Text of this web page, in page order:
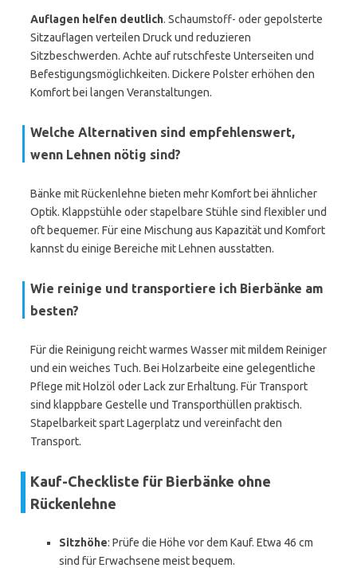
Auflagen helfen deutlich. Schaumstoff- oder gepolsterte
Sitzauflagen verteilen Druck und reduzieren
Sitzbeschwerden. Achte auf rutschfeste Unterseiten und
Befestigungsmöglichkeiten. Dickere Polster erhöhen den
Komfort bei langen Veranstaltungen.
Welche Alternativen sind empfehlenswert,
wenn Lehnen nötig sind?
Bänke mit Rückenlehne bieten mehr Komfort bei ähnlicher
Optik. Klappstühle oder stapelbare Stühle sind flexibler und
oft bequemer. Für eine Mischung aus Kapazität und Komfort
kannst du einige Bereiche mit Lehnen ausstatten.
Wie reinige und transportiere ich Bierbänke am
besten?
Für die Reinigung reicht warmes Wasser mit mildem Reiniger
und ein weiches Tuch. Bei Holzarbeite eine gelegentliche
Pflege mit Holzöl oder Lack zur Erhaltung. Für Transport
sind klappbare Gestelle und Transporthüllen praktisch.
Stapelbarkeit spart Lagerplatz und vereinfacht den
Transport.
Kauf-Checkliste für Bierbänke ohne
Rückenlehne
Sitzhöhe: Prüfe die Höhe vor dem Kauf. Etwa 46 cm
sind für Erwachsene meist bequem.